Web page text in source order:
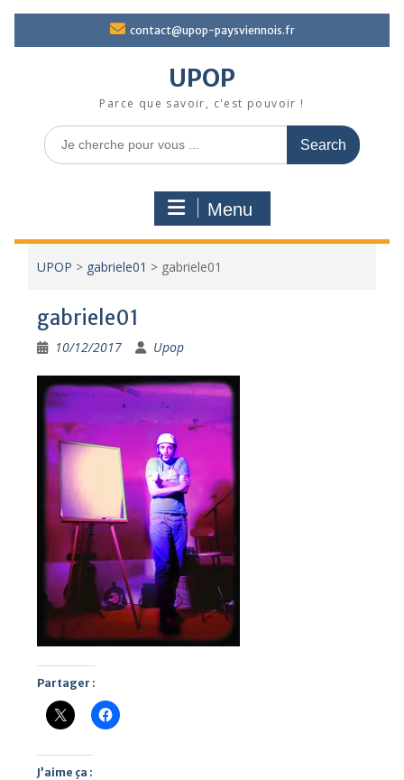
contact@upop-paysviennois.fr
UPOP
Parce que savoir, c'est pouvoir !
Search
for:
Menu
UPOP > gabriele01 > gabriele01
gabriele01
10/12/2017 Upop
Partager :
J’aime ça :